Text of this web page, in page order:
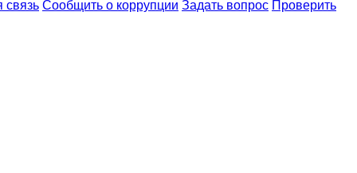
связь Сообщить о коррупции Задать вопрос Проверить